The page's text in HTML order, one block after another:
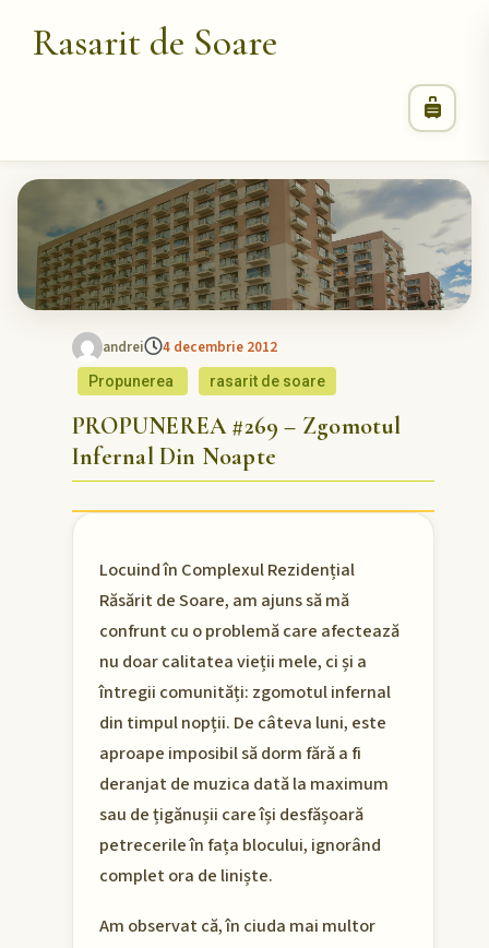
Rasarit de Soare
andrei 4 decembrie 2012
Propunerea rasarit de soare
PROPUNEREA #269 – Zgomotul
Infernal Din Noapte
Locuind în Complexul Rezidențial
Răsărit de Soare, am ajuns să mă
confrunt cu o problemă care afectează
nu doar calitatea vieții mele, ci și a
întregii comunități: zgomotul infernal
din timpul nopții. De câteva luni, este
aproape imposibil să dorm fără a fi
deranjat de muzica dată la maximum
sau de țigănușii care își desfășoară
petrecerile în fața blocului, ignorând
complet ora de liniște.
Am observat că, în ciuda mai multor